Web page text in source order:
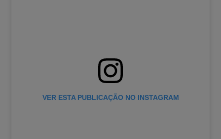
VER ESTA PUBLICAÇÃO NO INSTAGRAM